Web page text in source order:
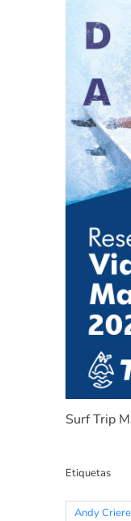
Surf Trip
Etiquetas
Andy Criere